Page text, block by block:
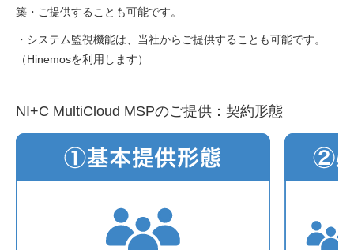
築・ご提供することも可能です。
・システム監視機能は、当社からご提供することも可能です。
（Hinemosを利用します）
NI+C MultiCloud MSPのご提供：契約形態